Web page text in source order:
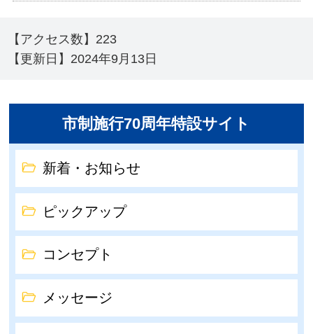
【アクセス数】 223
【更新日】 2024年9月13日
市制施行70周年特設サイト
新着・お知らせ
ピックアップ
コンセプト
メッセージ